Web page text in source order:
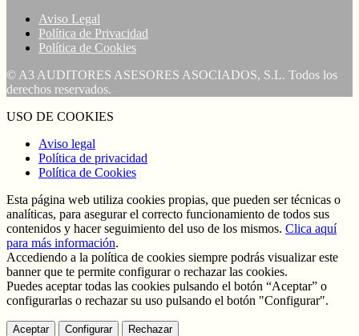
Aviso Legal
Política de Privacidad
Política de Cookies
© A3 AUDITORES ASESORES ASOCIADOS, S.L. Todos los
derechos reservados.
USO DE COOKIES
Aviso legal
Política de privacidad
Política de Cookies
Esta página web utiliza cookies propias, que pueden ser técnicas o
analíticas, para asegurar el correcto funcionamiento de todos sus
contenidos y hacer seguimiento del uso de los mismos. Clica aquí
para más información.
Accediendo a la política de cookies siempre podrás visualizar este
banner que te permite configurar o rechazar las cookies.
Puedes aceptar todas las cookies pulsando el botón “Aceptar” o
configurarlas o rechazar su uso pulsando el botón "Configurar".
Aceptar Configurar Rechazar